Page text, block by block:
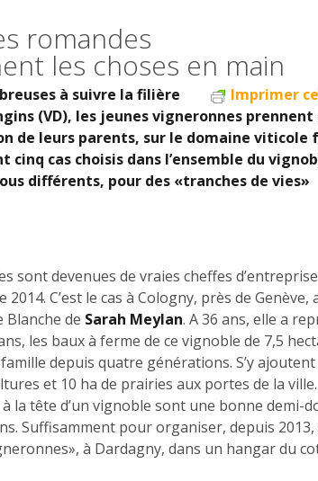
romandes
les choses en main
Imprimer
à suivre la filière
(VD), les jeunes vigneronnes prennent
de leurs parents, sur le domaine viticole
cinq cas choisis dans l’ensemble du
différents, pour des «tranches de vies»
sont devenues de vraies cheffes
C’est le cas à Cologny, près de Genève,
Blanche de Sarah Meylan. A 36 ans, elle a
les baux à ferme de ce vignoble de 7,5
depuis quatre générations. S’y ajoutent
et 10 ha de prairies aux portes de la
la tête d’un vignoble sont une bonne demi-
Suffisamment pour organiser, depuis 2013,
à Dardagny, dans un hangar du